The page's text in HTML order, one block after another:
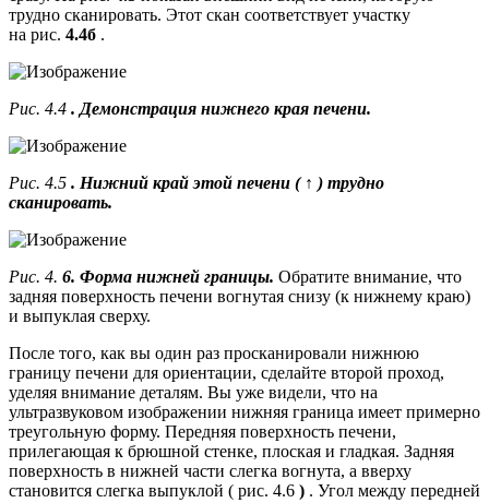
трудно сканировать. Этот скан соответствует участку
на рис. 4.4б .
Рис. 4.4 . Демонстрация нижнего края печени.
Рис. 4.5 . Нижний край этой печени (↑ ) трудно
сканировать.
Рис. 4. 6. Форма нижней границы. Обратите внимание, что
задняя поверхность печени вогнутая снизу (к нижнему краю)
и выпуклая сверху.
После того, как вы один раз просканировали нижнюю
границу печени для ориентации, сделайте второй проход,
уделяя внимание деталям. Вы уже видели, что на
ультразвуковом изображении нижняя граница имеет примерно
треугольную форму. Передняя поверхность печени,
прилегающая к брюшной стенке, плоская и гладкая. Задняя
поверхность в нижней части слегка вогнута, а вверху
становится слегка выпуклой ( рис. 4.6 ) . Угол между передней